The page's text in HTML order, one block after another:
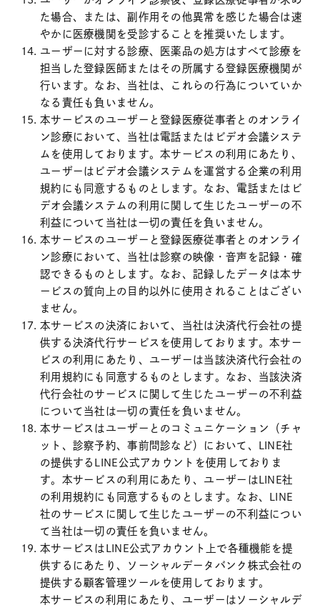
た場合、または、副作用その他異常を感じた場合は速
やかに医療機関を受診することを推奨いたします。
ユーザーに対する診療、医薬品の処方はすべて診療を
担当した登録医師またはその所属する登録医療機関が
行います。なお、当社は、これらの行為についていか
なる責任も負いません。
本サービスのユーザーと登録医療従事者とのオンライ
ン診療において、当社は電話またはビデオ会議システ
ムを使用しております。本サービスの利用にあたり、
ユーザーはビデオ会議システムを運営する企業の利用
規約にも同意するものとします。なお、電話またはビ
デオ会議システムの利用に関して生じたユーザーの不
利益について当社は一切の責任を負いません。
本サービスのユーザーと登録医療従事者とのオンライ
ン診療において、当社は診察の映像・音声を記録・確
認できるものとします。なお、記録したデータは本サ
ービスの質向上の目的以外に使用されることはござい
ません。
本サービスの決済において、当社は決済代行会社の提
供する決済代行サービスを使用しております。本サー
ビスの利用にあたり、ユーザーは当該決済代行会社の
利用規約にも同意するものとします。なお、当該決済
代行会社のサービスに関して生じたユーザーの不利益
について当社は一切の責任を負いません。
本サービスはユーザーとのコミュニケーション（チャ
ット、診察予約、事前問診など）において、LINE社
の提供するLINE公式アカウントを使用しておりま
す。本サービスの利用にあたり、ユーザーはLINE社
の利用規約にも同意するものとします。なお、LINE
社のサービスに関して生じたユーザーの不利益につい
て当社は一切の責任を負いません。
本サービスはLINE公式アカウント上で各種機能を提
供するにあたり、ソーシャルデータバンク株式会社の
提供する顧客管理ツールを使用しております。
本サービスの利用にあたり、ユーザーはソーシャルデ